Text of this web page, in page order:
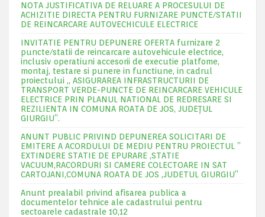
NOTA JUSTIFICATIVA DE RELUARE A PROCESULUI DE
ACHIZITIE DIRECTA PENTRU FURNIZARE PUNCTE/STATII
DE REINCARCARE AUTOVECHICULE ELECTRICE
INVITATIE PENTRU DEPUNERE OFERTA furnizare 2
puncte/statii de reincarcare autovehicule electrice,
inclusiv operatiuni accesorii de executie platfome,
montaj, testare si punere in functiune, in cadrul
proiectului „ ASIGURAREA INFRASTRUCTURII DE
TRANSPORT VERDE-PUNCTE DE REINCARCARE VEHICULE
ELECTRICE PRIN PLANUL NATIONAL DE REDRESARE SI
REZILIENTA IN COMUNA ROATA DE JOS, JUDEŢUL
GIURGIU”.
ANUNT PUBLIC PRIVIND DEPUNEREA SOLICITARI DE
EMITERE A ACORDULUI DE MEDIU PENTRU PROIECTUL ”
EXTINDERE STATIE DE EPURARE ,STATIE
VACUUM,RACORDURI SI CAMERE COLECTOARE IN SAT
CARTOJANI,COMUNA ROATA DE JOS ,JUDETUL GIURGIU”
Anunt prealabil privind afisarea publica a
documentelor tehnice ale cadastrului pentru
sectoarele cadastrale 10,12